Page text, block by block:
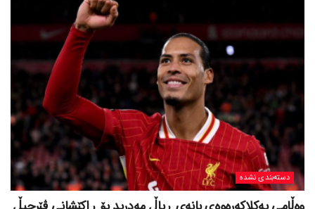
دسته‌بندی نشده